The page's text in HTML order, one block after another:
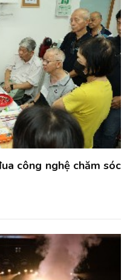
công nghệ chăm sóc